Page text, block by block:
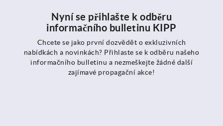
Nyní se přihlašte k odběru
informačního bulletinu KIPP
Chcete se jako první dozvědět o exkluzivních
nabídkách a novinkách? Přihlaste se k odběru našeho
informačního bulletinu a nezmeškejte žádné další
zajímavé propagační akce!